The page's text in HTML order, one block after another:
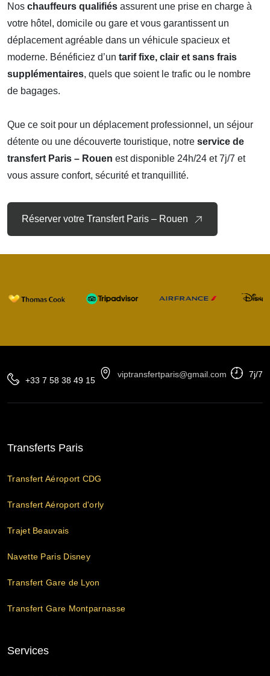
Nos chauffeurs qualifiés assurent une prise en charge à
votre hôtel, domicile ou gare et vous garantissent un
déplacement agréable dans un véhicule spacieux et
moderne. Bénéficiez d’un tarif fixe, clair et sans frais
supplémentaires, quels que soient le trafic ou le nombre
de bagages.
Que ce soit pour un déplacement professionnel, un séjour
détente ou une découverte touristique, notre service de
transfert Paris – Rouen est disponible 24h/24 et 7j/7 et
vous assure confort, sécurité et tranquillité.
Réserver votre Transfert Paris – Rouen
+33 7 58 38 49 15
viptransfertparis@gmail.com 7j/7
Transferts Paris
Transfert Aéroport CDG
Transfert Aéroport d'orly
Trajet Beauvais
Navette Paris Disney
Transfert Gare de Lyon
Transfert Gare Montparnasse
Services